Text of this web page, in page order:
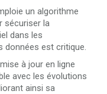
un algorithme
sécuriser la
dans les
données est critique.
à jour en ligne
avec les évolutions
ainsi sa